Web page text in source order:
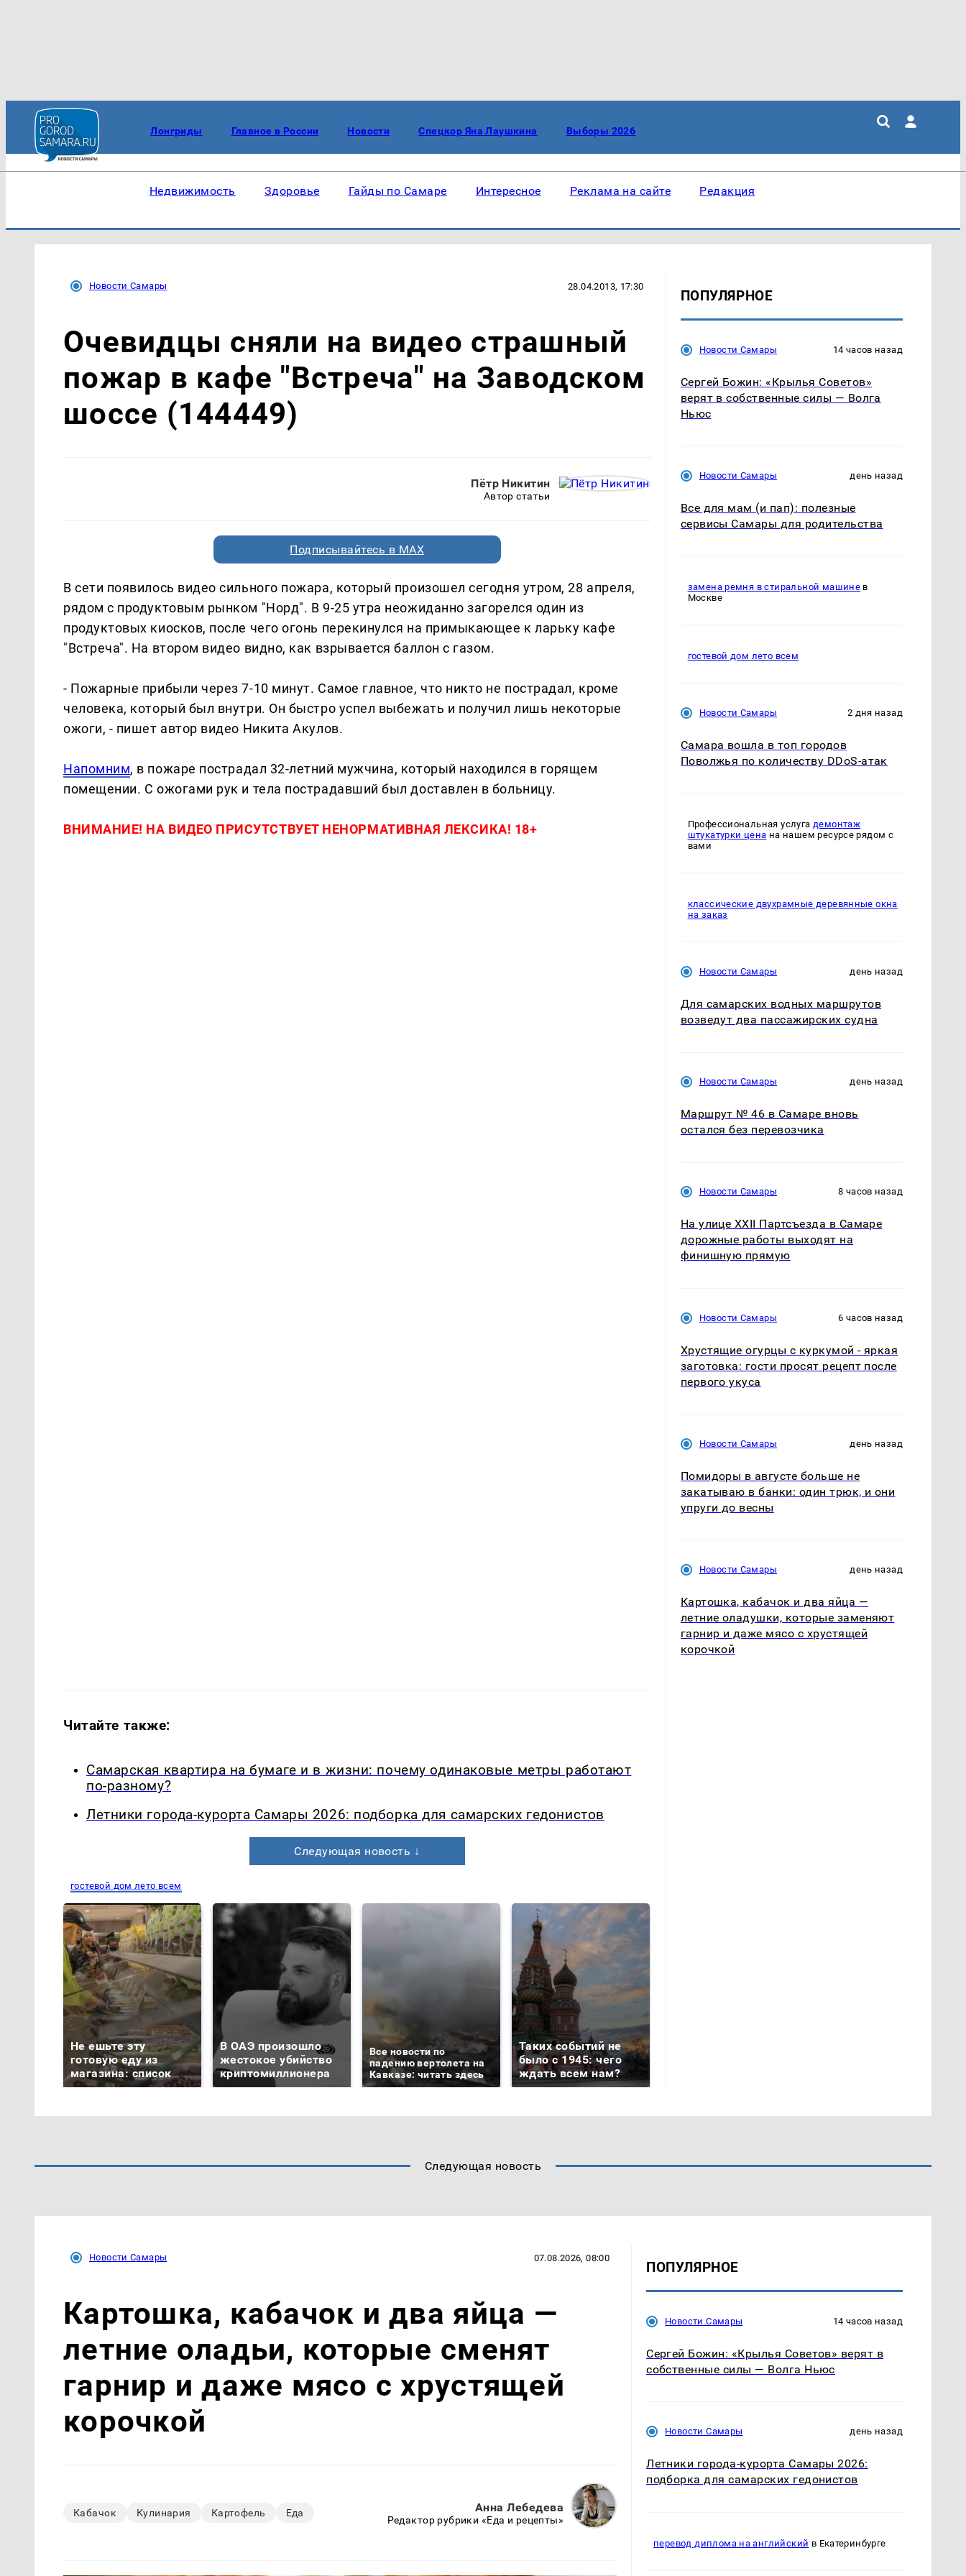
Лонгриды Главное в России Новости Спецкор Яна Лаушкина Выборы 2026
Недвижимость Здоровье Гайды по Самаре Интересное Реклама на сайте Редакция
Новости Самары 28.04.2013, 17:30
Очевидцы сняли на видео страшный
пожар в кафе "Встреча" на Заводском
шоссе (144449)
Пётр Никитин
Автор статьи
Подписывайтесь в MAX
В сети появилось видео сильного пожара, который произошел сегодня утром, 28 апреля,
рядом с продуктовым рынком "Норд". В 9-25 утра неожиданно загорелся один из
продуктовых киосков, после чего огонь перекинулся на примыкающее к ларьку кафе
"Встреча". На втором видео видно, как взрывается баллон с газом.
- Пожарные прибыли через 7-10 минут. Самое главное, что никто не пострадал, кроме
человека, который был внутри. Он быстро успел выбежать и получил лишь некоторые
ожоги, - пишет автор видео Никита Акулов.
Напомним, в пожаре пострадал 32-летний мужчина, который находился в горящем
помещении. С ожогами рук и тела пострадавший был доставлен в больницу.
ВНИМАНИЕ! НА ВИДЕО ПРИСУТСТВУЕТ НЕНОРМАТИВНАЯ ЛЕКСИКА! 18+
Читайте также:
Самарская квартира на бумаге и в жизни: почему одинаковые метры работают
по-разному?
Летники города-курорта Самары 2026: подборка для самарских гедонистов
Следующая новость ↓
гостевой дом лето всем
Не ешьте эту
готовую еду из
магазина: список
В ОАЭ произошло
жестокое убийство
криптомиллионера
Все новости по
падению вертолета на
Кавказе: читать здесь
Таких событий не
было с 1945: чего
ждать всем нам?
ПОПУЛЯРНОЕ
Новости Самары 14 часов назад
Сергей Божин: «Крылья Советов»
верят в собственные силы — Волга
Ньюс
Новости Самары день назад
Все для мам (и пап): полезные
сервисы Самары для родительства
замена ремня в стиральной машине в
Москве
гостевой дом лето всем
Новости Самары 2 дня назад
Самара вошла в топ городов
Поволжья по количеству DDoS-атак
Профессиональная услуга демонтаж
штукатурки цена на нашем ресурсе рядом с
вами
классические двухрамные деревянные окна
на заказ
Новости Самары день назад
Для самарских водных маршрутов
возведут два пассажирских судна
Новости Самары день назад
Маршрут № 46 в Самаре вновь
остался без перевозчика
Новости Самары 8 часов назад
На улице XXII Партсъезда в Самаре
дорожные работы выходят на
финишную прямую
Новости Самары 6 часов назад
Хрустящие огурцы с куркумой - яркая
заготовка: гости просят рецепт после
первого укуса
Новости Самары день назад
Помидоры в августе больше не
закатываю в банки: один трюк, и они
упруги до весны
Новости Самары день назад
Картошка, кабачок и два яйца —
летние оладушки, которые заменяют
гарнир и даже мясо с хрустящей
корочкой
Следующая новость
Новости Самары 07.08.2026, 08:00
Картошка, кабачок и два яйца —
летние оладьи, которые сменят
гарнир и даже мясо с хрустящей
корочкой
Кабачок Кулинария Картофель Еда Анна Лебедева
Редактор рубрики «Еда и рецепты»
ПОПУЛЯРНОЕ
Новости Самары 14 часов назад
Сергей Божин: «Крылья Советов» верят в
собственные силы — Волга Ньюс
Новости Самары день назад
Летники города-курорта Самары 2026:
подборка для самарских гедонистов
перевод диплома на английский в Екатеринбурге